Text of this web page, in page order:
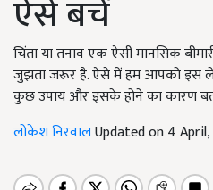
ऐसे बचें
चिंता या तनाव एक ऐसी मानसिक
जुझता जरूर है. ऐसे में हम आपको इस
कुछ उपाय और इसके होने का कारण
लोकेश निरवालUpdated on 4